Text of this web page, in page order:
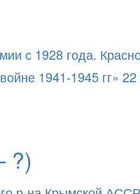
с 1928 года.
1941-1945 гг»
?)